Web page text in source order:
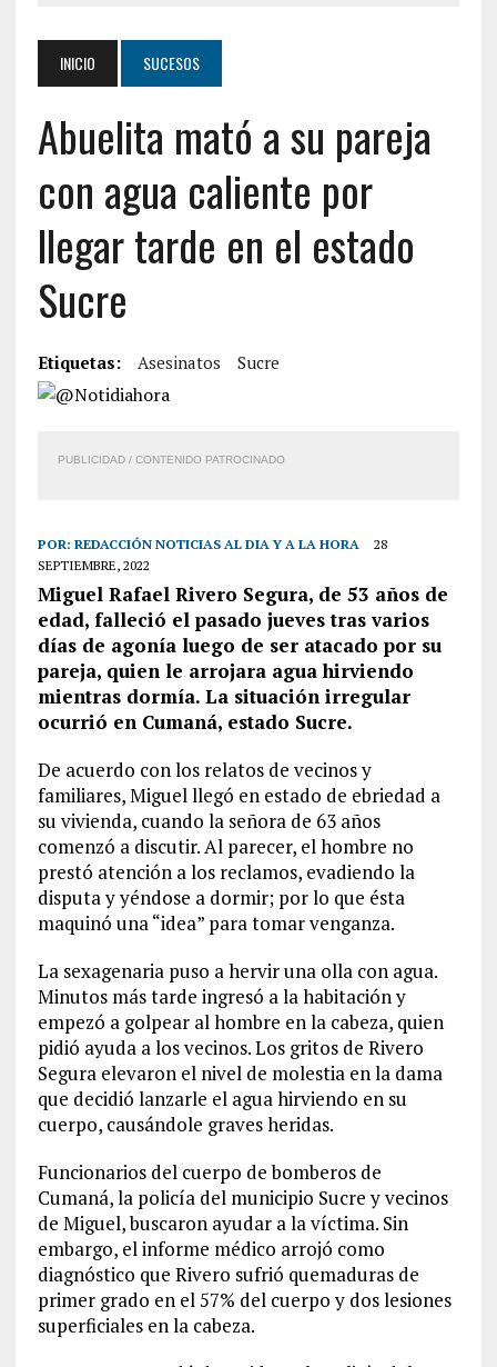
INICIO SUCESOS
Abuelita mató a su pareja
con agua caliente por
llegar tarde en el estado
Sucre
Etiquetas: Asesinatos Sucre
PUBLICIDAD / CONTENIDO PATROCINADO
POR: REDACCIÓN NOTICIAS AL DIA Y A LA HORA
28
SEPTIEMBRE, 2022
Miguel Rafael Rivero Segura, de 53 años de
edad, falleció el pasado jueves tras varios
días de agonía luego de ser atacado por su
pareja, quien le arrojara agua hirviendo
mientras dormía. La situación irregular
ocurrió en Cumaná, estado Sucre.
De acuerdo con los relatos de vecinos y
familiares, Miguel llegó en estado de ebriedad a
su vivienda, cuando la señora de 63 años
comenzó a discutir. Al parecer, el hombre no
prestó atención a los reclamos, evadiendo la
disputa y yéndose a dormir; por lo que ésta
maquinó una “idea” para tomar venganza.
La sexagenaria puso a hervir una olla con agua.
Minutos más tarde ingresó a la habitación y
empezó a golpear al hombre en la cabeza, quien
pidió ayuda a los vecinos. Los gritos de Rivero
Segura elevaron el nivel de molestia en la dama
que decidió lanzarle el agua hirviendo en su
cuerpo, causándole graves heridas.
Funcionarios del cuerpo de bomberos de
Cumaná, la policía del municipio Sucre y vecinos
de Miguel, buscaron ayudar a la víctima. Sin
embargo, el informe médico arrojó como
diagnóstico que Rivero sufrió quemaduras de
primer grado en el 57% del cuerpo y dos lesiones
superficiales en la cabeza.